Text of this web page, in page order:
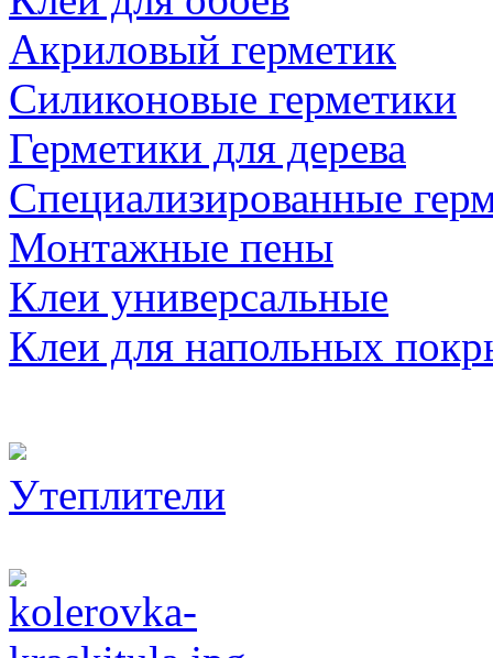
Акриловый герметик
Силиконовые герметики
Герметики для дерева
Специализированные
Монтажные пены
Клеи универсальные
Клеи для напольных
Утеплители